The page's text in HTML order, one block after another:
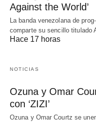
Against the World’
La banda venezolana de
comparte su sencillo titulado
Hace 17 horas
NOTICIAS
Ozuna y Omar
con ‘ZIZI’
Ozuna y Omar Courtz se